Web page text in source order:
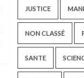
JUSTICE
NON CLASSÉ
SANTE